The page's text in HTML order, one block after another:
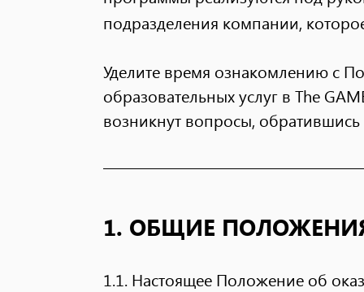
подразделения компании,
Уделите время ознакомлению с
образовательных услуг в The
возникнут вопросы,
1. ОБЩИЕ
1.1. Настоящее Положение об